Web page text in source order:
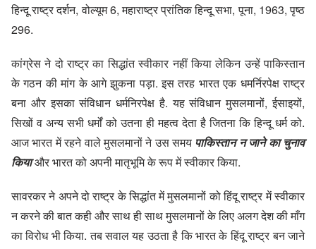
हिन्दू राष्ट्र दर्शन, वोल्यूम 6, महाराष्ट्र प्रांतिक हिन्दू सभा, पूना, 1963, पृष्ठ
296.
कांग्रेस ने दो राष्ट्र का सिद्धांत स्वीकार नहीं किया लेकिन उन्हें पाकिस्तान
के गठन की मांग के आगे झुकना पड़ा. इस तरह भारत एक धमर्निरपेक्ष राष्ट्र
बना और इसका संविधान धर्मनिरपेक्ष है. यह संविधान मुसलमानों, ईसाइयों,
सिखों व अन्य सभी धर्मों को उतना ही महत्व देता है जितना कि हिन्दू धर्म को.
आज भारत में रहने वाले मुसलमानों ने उस समय पाकिस्तान न जाने का चुनाव
कियाऔर भारत को अपनी मातृभूमि के रूप में स्वीकार किया.
सावरकर ने अपने दो राष्ट्र के सिद्धांत में मुसलमानों को हिंदू राष्ट्र में स्वीकार
न करने की बात कही और साथ ही साथ मुसलमानों के लिए अलग देश की माँग
का विरोध भी किया. तब सवाल यह उठता है कि भारत के हिंदू राष्ट्र बन जाने